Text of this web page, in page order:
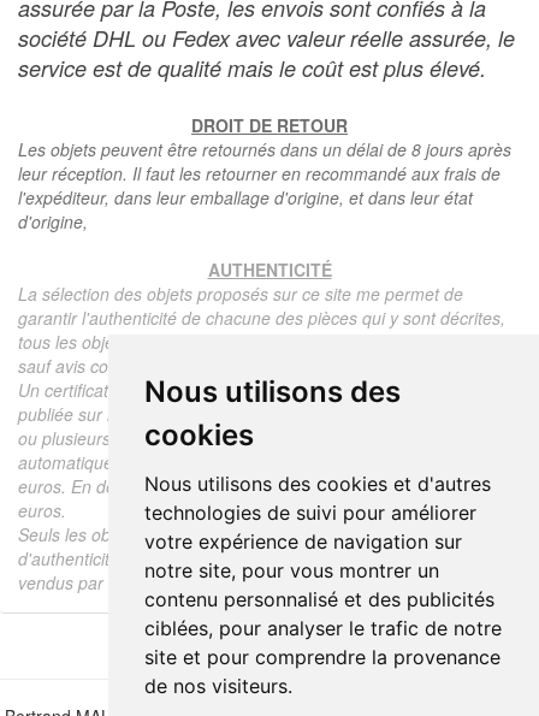
Nous utilisons des
cookies
Nous utilisons des cookies et d'autres
technologies de suivi pour améliorer
votre expérience de navigation sur
notre site, pour vous montrer un
contenu personnalisé et des publicités
ciblées, pour analyser le trafic de notre
site et pour comprendre la provenance
de nos visiteurs.
assurée par la Poste, les envois sont confiés à la
société DHL ou Fedex avec valeur réelle assurée, le
service est de qualité mais le coût est plus élevé.
DROIT DE RETOUR
Les objets peuvent être retournés dans un délai de 8 jours après
leur réception. Il faut les retourner en recommandé aux frais de
l'expéditeur, dans leur emballage d'origine, et dans leur état
d'origine,
AUTHENTICITÉ
La sélection des objets proposés sur ce site me permet de
garantir l'authenticité de chacune des pièces qui y sont décrites,
tous les objets proposés sont garantis d'époque et authentiques,
sauf avis contraire ou restriction dans la description.
Un certificat d'authenticité de l'objet reprenant la description
publiée sur le site, l'époque, le prix de vente, accompagné d'une
ou plusieurs photographies en couleurs est communiqué
automatiquement pour tout objet dont le prix est supérieur à 130
euros. En dessous de ce prix chaque certificat est facturé 5
euros.
Seuls les objets vendus par mes soins font l'objet d'un certificat
d'authenticité, je ne fais aucun rapport d'expertise pour les objets
vendus par des tiers (confrères ou collectionneurs).